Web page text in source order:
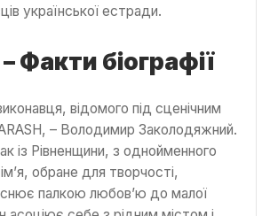
української естради.
Факти біографії
відомого під сценічним
– Володимир Заколодяжний.
із Рівненщини, з однойменного
обране для творчості,
палкою любов’ю до малої